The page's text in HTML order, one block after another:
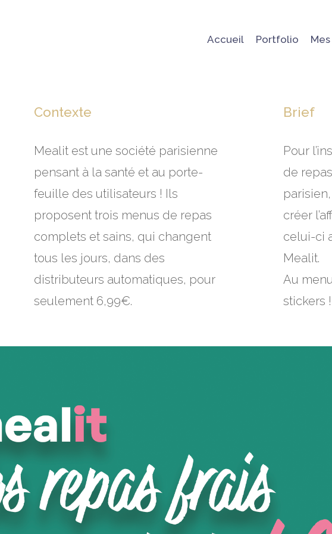
Accueil Portfolio
Contexte
Mealit est une société parisienne
pensant à la santé et au porte-
feuille des utilisateurs ! Ils
proposent trois menus de repas
complets et sains, qui changent
tous les jours, dans des
distributeurs automatiques, pour
seulement 6,99€.
Brief
Pour
de
créer
celui-ci
Mealit.
Au
stickers !